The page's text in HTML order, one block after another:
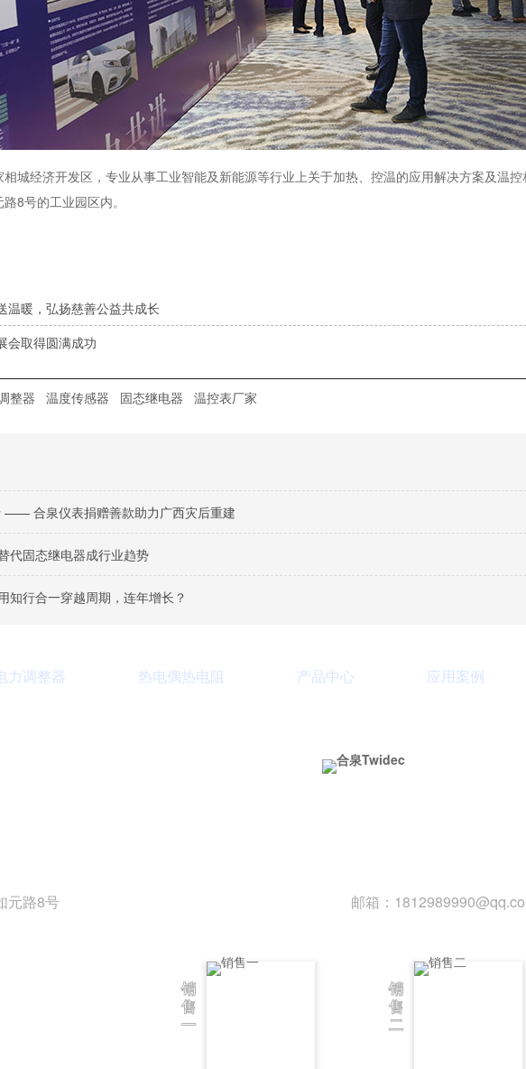
城经济开发区，专业从事工业智能及新能源等行业上关于加热、控温的应用解决方案及温
8号的工业园区内。
温暖，弘扬慈善公益共成长
会取得圆满成功
整器 温度传感器 固态继电器 温控表厂家
—— 合泉仪表捐赠善款助力广西灾后重建
代固态继电器成行业趋势
知行合一穿越周期，连年增长？
力调整器 热电偶热电阻 产品中心 应用案例
元路8号 邮箱：
销
售
一
销
售
二